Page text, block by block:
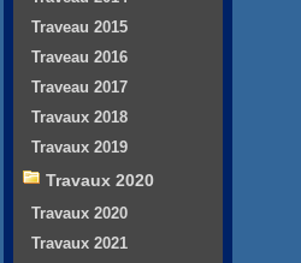
Traveau 2015
Traveau 2016
Traveau 2017
Travaux 2018
Travaux 2019
Travaux 2020
Travaux 2020
Travaux 2021